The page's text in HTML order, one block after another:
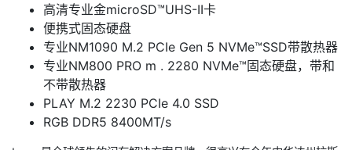
高清专业金microSD™UHS-II卡
便携式固态硬盘
专业NM1090 M.2 PCIe Gen 5 NVMe™SSD带散热器
专业NM800 PRO m . 2280 NVMe™固态硬盘，带和
不带散热器
PLAY M.2 2230 PCIe 4.0 SSD
RGB DDR5 8400MT/s